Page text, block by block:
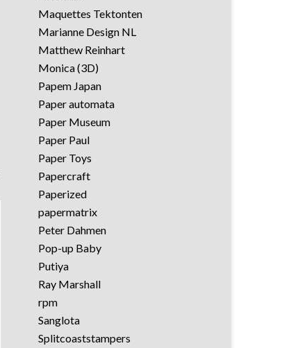
Maquettes Tektonten
Marianne Design NL
Matthew Reinhart
Monica (3D)
Papem Japan
Paper automata
Paper Museum
Paper Paul
Paper Toys
Papercraft
Paperized
papermatrix
Peter Dahmen
Pop-up Baby
Putiya
Ray Marshall
rpm
Sanglota
Splitcoaststampers